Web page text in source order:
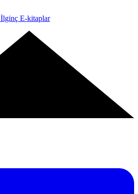
İlginç E-kitaplar